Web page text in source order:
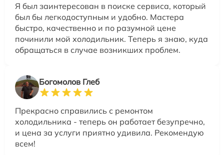
Я был заинтересован в поиске сервиса, который
был бы легкодоступным и удобно. Мастера
быстро, качественно и по разумной цене
починили мой холодильник. Теперь я знаю, куда
обращаться в случае возникших проблем.
Богомолов Глеб
Прекрасно справились с ремонтом
холодильника - теперь он работает безупречно,
и цена за услуги приятно удивила. Рекомендую
всем!